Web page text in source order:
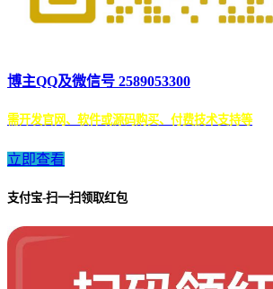
博主QQ及微信号 2589053300
需开发官网、软件或源码购买、付费技术支持等
立即查看
支付宝-扫一扫领取红包